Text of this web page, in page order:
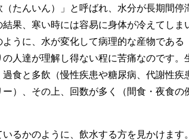
たんいん）」と呼ばれ、水分が長期間停
果、寒い時には容易に身体が冷えてしま
うに、水が変化して病理的な産物である
人達が理解し得ない程に苦痛なのです。
食と多飲（慢性疾患や糖尿病、代謝性疾
）、その上、回数が多く（間食・夜食の
るかのように、飲水する方を見かけます